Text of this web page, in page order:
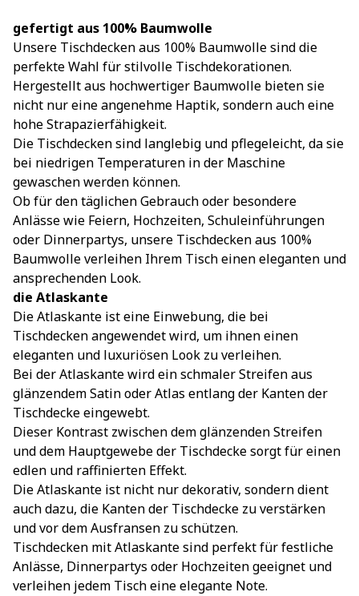
gefertigt aus 100% Baumwolle
Unsere Tischdecken aus 100% Baumwolle sind die
perfekte Wahl für stilvolle Tischdekorationen.
Hergestellt aus hochwertiger Baumwolle bieten sie
nicht nur eine angenehme Haptik, sondern auch eine
hohe Strapazierfähigkeit.
Die Tischdecken sind langlebig und pflegeleicht, da sie
bei niedrigen Temperaturen in der Maschine
gewaschen werden können.
Ob für den täglichen Gebrauch oder besondere
Anlässe wie Feiern, Hochzeiten, Schuleinführungen
oder Dinnerpartys, unsere Tischdecken aus 100%
Baumwolle verleihen Ihrem Tisch einen eleganten und
ansprechenden Look.
die Atlaskante
Die Atlaskante ist eine Einwebung, die bei
Tischdecken angewendet wird, um ihnen einen
eleganten und luxuriösen Look zu verleihen.
Bei der Atlaskante wird ein schmaler Streifen aus
glänzendem Satin oder Atlas entlang der Kanten der
Tischdecke eingewebt.
Dieser Kontrast zwischen dem glänzenden Streifen
und dem Hauptgewebe der Tischdecke sorgt für einen
edlen und raffinierten Effekt.
Die Atlaskante ist nicht nur dekorativ, sondern dient
auch dazu, die Kanten der Tischdecke zu verstärken
und vor dem Ausfransen zu schützen.
Tischdecken mit Atlaskante sind perfekt für festliche
Anlässe, Dinnerpartys oder Hochzeiten geeignet und
verleihen jedem Tisch eine elegante Note.